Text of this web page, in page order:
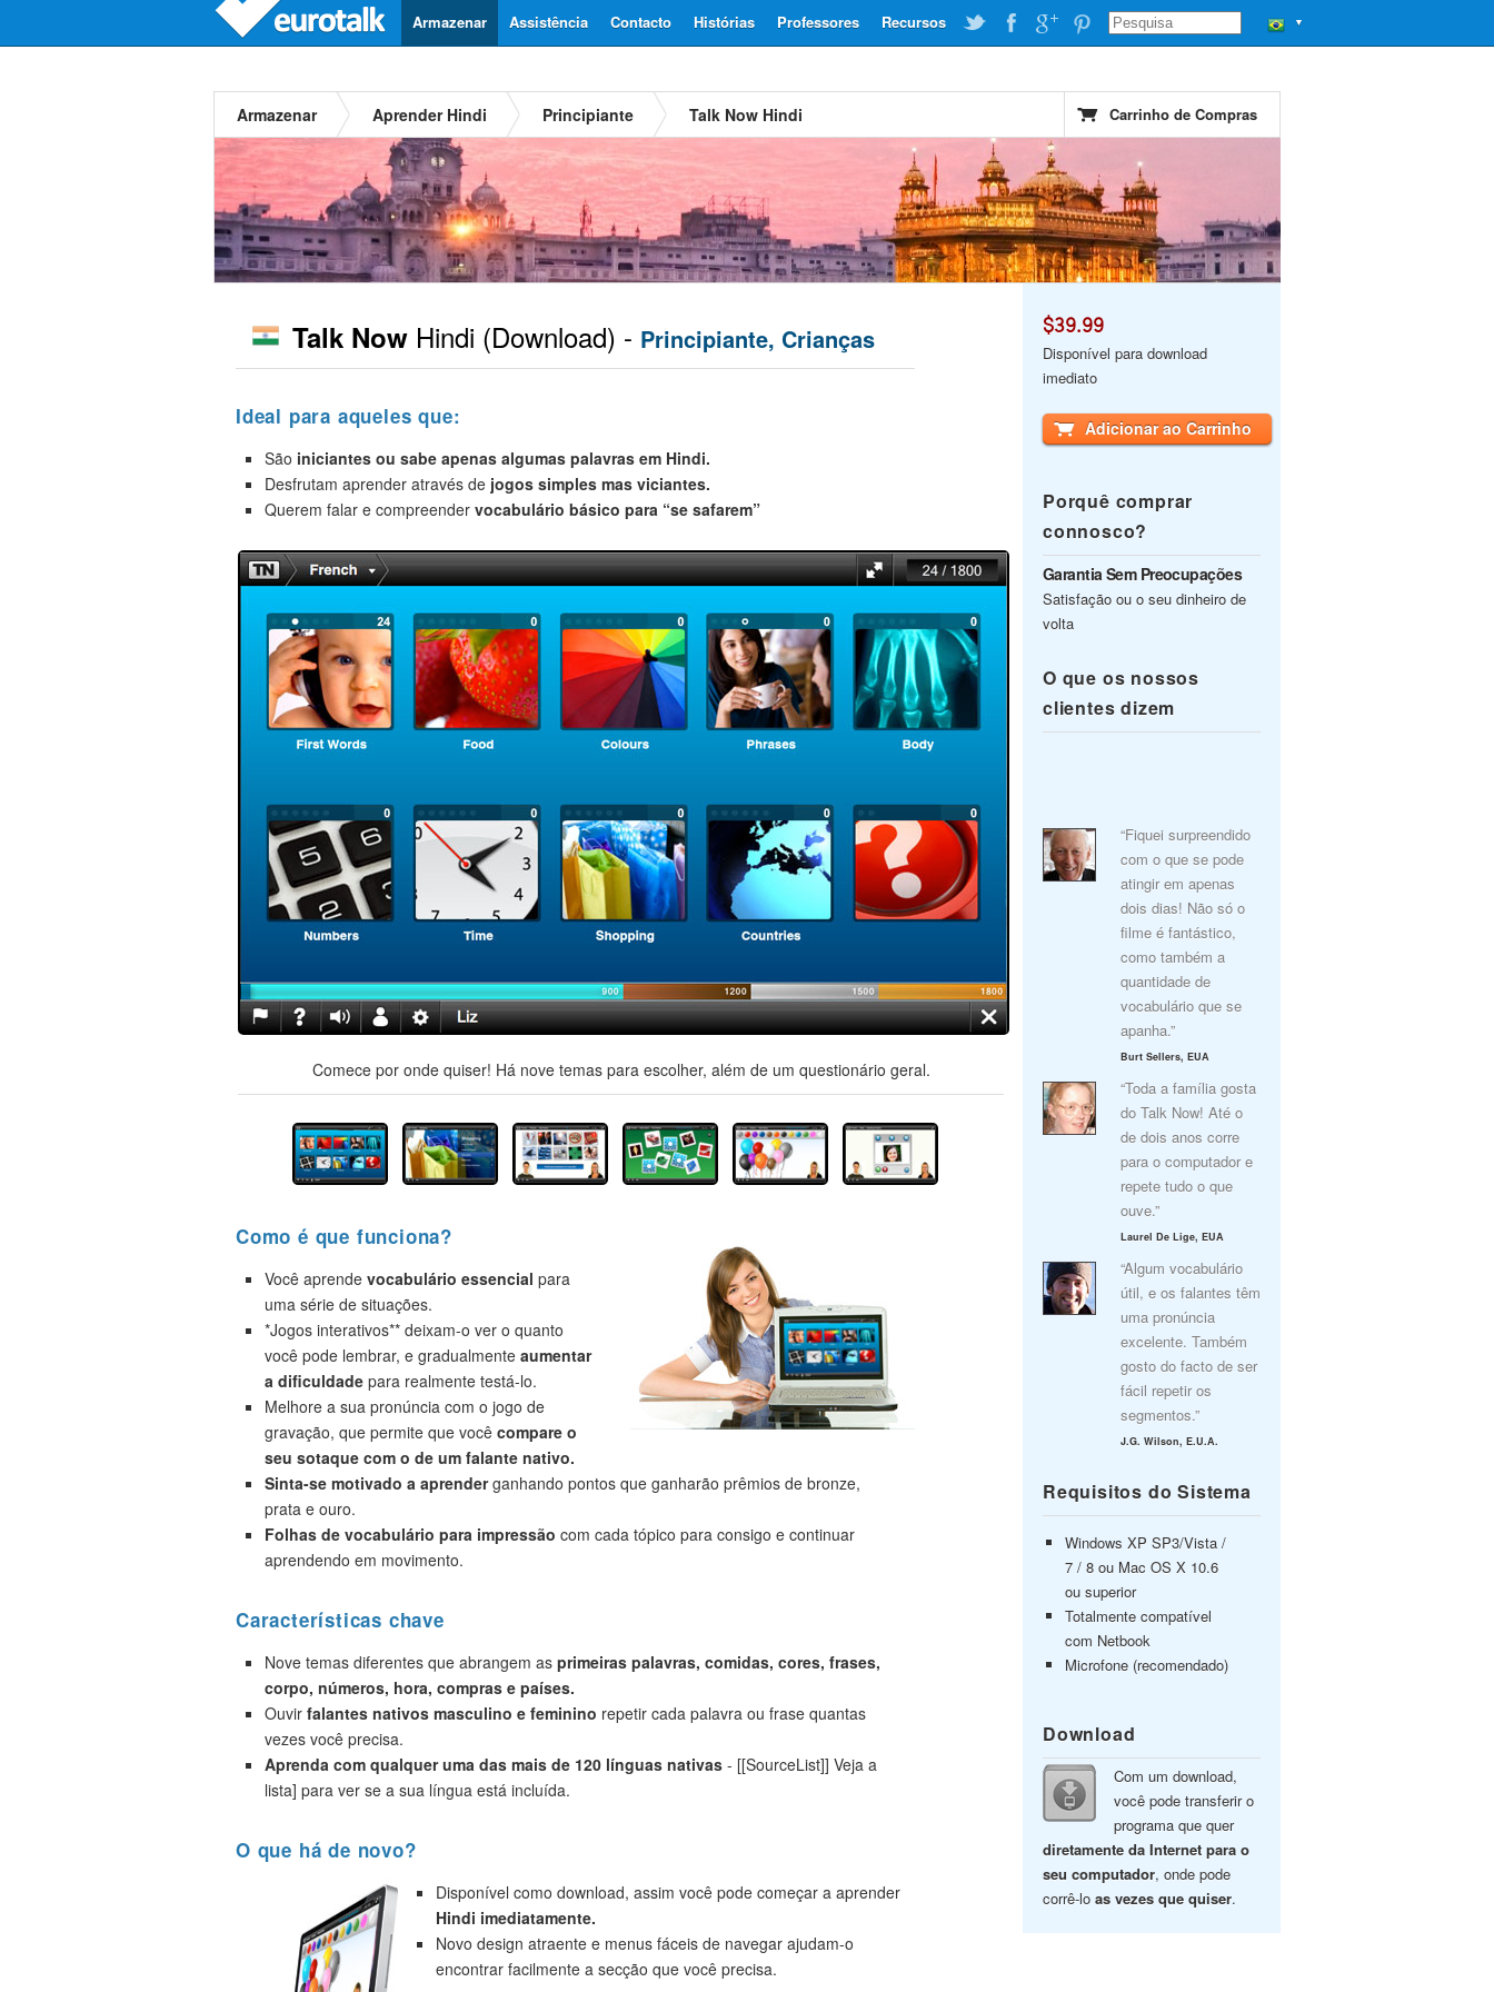
▼
Recursos
Professores
Histórias
Contacto
Assistência
Armazenar
Armazenar Aprender Hindi Principiante Talk Now Hindi Carrinho de Compras
Talk Now Hindi (Download) - Principiante, Crianças
Ideal para aqueles que:
São iniciantes ou sabe apenas algumas palavras em Hindi.
Desfrutam aprender através de jogos simples mas viciantes.
Querem falar e compreender vocabulário básico para “se safarem”
Comece por onde quiser! Há nove temas para escolher, além de um questionário geral.
Como é que funciona?
Você aprende vocabulário essencial para
uma série de situações.
*Jogos interativos** deixam-o ver o quanto
você pode lembrar, e gradualmente aumentar
a dificuldade para realmente testá-lo.
Melhore a sua pronúncia com o jogo de
gravação, que permite que você compare o
seu sotaque com o de um falante nativo.
Sinta-se motivado a aprenderganhando pontos que ganharão prêmios de bronze,
prata e ouro.
Folhas de vocabulário para impressão com cada tópico para consigo e continuar
aprendendo em movimento.
Características chave
Nove temas diferentes que abrangem as primeiras palavras, comidas, cores, frases,
corpo, números, hora, compras e países.
Ouvir falantes nativos masculino e feminino repetir cada palavra ou frase quantas
vezes você precisa.
Aprenda com qualquer uma das mais de 120 línguas nativas - [[SourceList]] Veja a
lista] para ver se a sua língua está incluída.
O que há de novo?
Disponível como download, assim você pode começar a aprender
Hindi imediatamente.
Novo design atraente e menus fáceis de navegar ajudam-o
encontrar facilmente a secção que você precisa.
$39.99
Disponível para download
imediato
Adicionar ao Carrinho
Porquê comprar
connosco?
Garantia Sem Preocupações
Satisfação ou o seu dinheiro de
volta
O que os nossos
clientes dizem
“Fiquei surpreendido
com o que se pode
atingir em apenas
dois dias! Não só o
filme é fantástico,
como também a
quantidade de
vocabulário que se
apanha.”
Burt Sellers, EUA
“Toda a família gosta
do Talk Now! Até o
de dois anos corre
para o computador e
repete tudo o que
ouve.”
Laurel De Lige, EUA
“Algum vocabulário
útil, e os falantes têm
uma pronúncia
excelente. Também
gosto do facto de ser
fácil repetir os
segmentos.”
J.G. Wilson, E.U.A.
Requisitos do Sistema
Windows XP SP3/Vista /
7 / 8 ou Mac OS X 10.6
ou superior
Totalmente compatível
com Netbook
Microfone (recomendado)
Download
Com um download,
você pode transferir o
programa que quer
diretamente da Internet para o
seu computador, onde pode
corrê-lo as vezes que quiser.